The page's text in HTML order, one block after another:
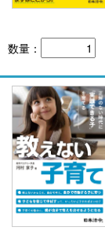
数量：